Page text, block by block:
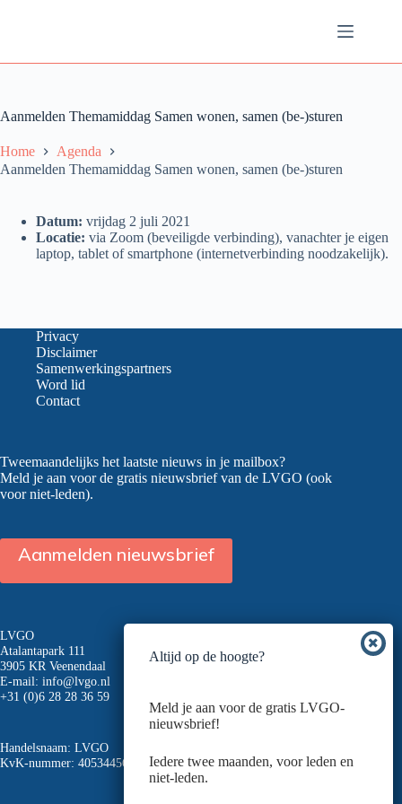
Aanmelden Themamiddag Samen wonen, samen (be-)sturen
Home
Agenda
Aanmelden Themamiddag Samen wonen, samen (be-)sturen
Datum: vrijdag 2 juli 2021
Locatie: via Zoom (beveiligde verbinding), vanachter je eigen
laptop, tablet of smartphone (internetverbinding noodzakelijk).
Privacy
Disclaimer
Samenwerkingspartners
Word lid
Contact
Tweemaandelijks het laatste nieuws in je mailbox?
Meld je aan voor de gratis nieuwsbrief van de LVGO (ook
voor niet-leden).
Aanmelden nieuwsbrief
LVGO
Atalantapark 111
3905 KR Veenendaal
E-mail: info@lvgo.nl
+31 (0)6 28 28 36 59
Handelsnaam: LVGO
KvK-nummer: 40534456
Altijd op de hoogte?
Meld je aan voor de gratis LVGO-
nieuwsbrief!
Iedere twee maanden, voor leden en
niet-leden.